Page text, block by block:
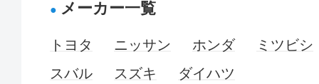
メーカー一覧
トヨタ ニッサン ホンダ
ミツビシ
スバル
スズキ ダイハツ